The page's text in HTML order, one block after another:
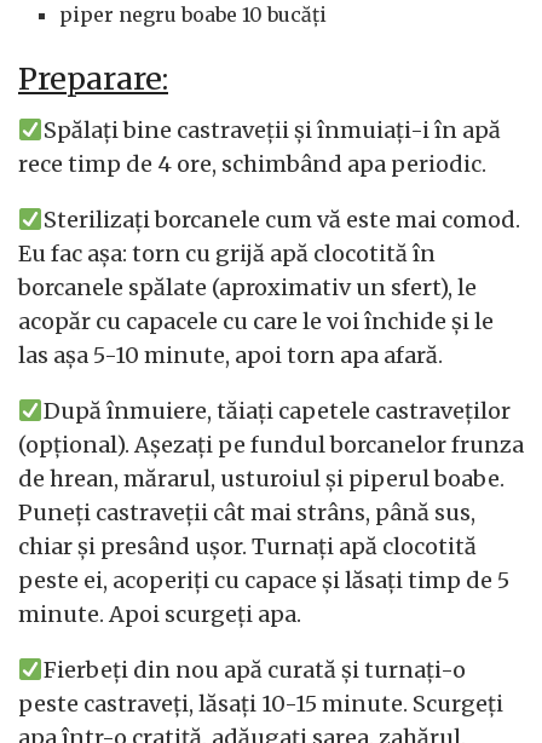
piper negru boabe 10 bucăți
Preparare:
Spălați bine castraveții și înmuiați-i în apă
rece timp de 4 ore, schimbând apa periodic.
Sterilizați borcanele cum vă este mai comod.
Eu fac așa: torn cu grijă apă clocotită în
borcanele spălate (aproximativ un sfert), le
acopăr cu capacele cu care le voi închide și le
las așa 5-10 minute, apoi torn apa afară.
După înmuiere, tăiați capetele castraveților
(opțional). Așezați pe fundul borcanelor frunza
de hrean, mărarul, usturoiul și piperul boabe.
Puneți castraveții cât mai strâns, până sus,
chiar și presând ușor. Turnați apă clocotită
peste ei, acoperiți cu capace și lăsați timp de 5
minute. Apoi scurgeți apa.
Fierbeți din nou apă curată și turnați-o
peste castraveți, lăsați 10-15 minute. Scurgeți